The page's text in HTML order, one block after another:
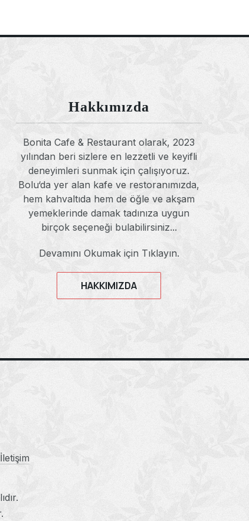
Hakkımızda
Bonita Cafe & Restaurant olarak, 2023
yılından beri sizlere en lezzetli ve keyifli
deneyimleri sunmak için çalışıyoruz.
Bolu‘da yer alan kafe ve restoranımızda,
hem kahvaltıda hem de öğle ve akşam
yemeklerinde damak tadınıza uygun
birçok seçeneği bulabilirsiniz...
Devamını Okumak için Tıklayın.
HAKKIMIZDA
İletişim